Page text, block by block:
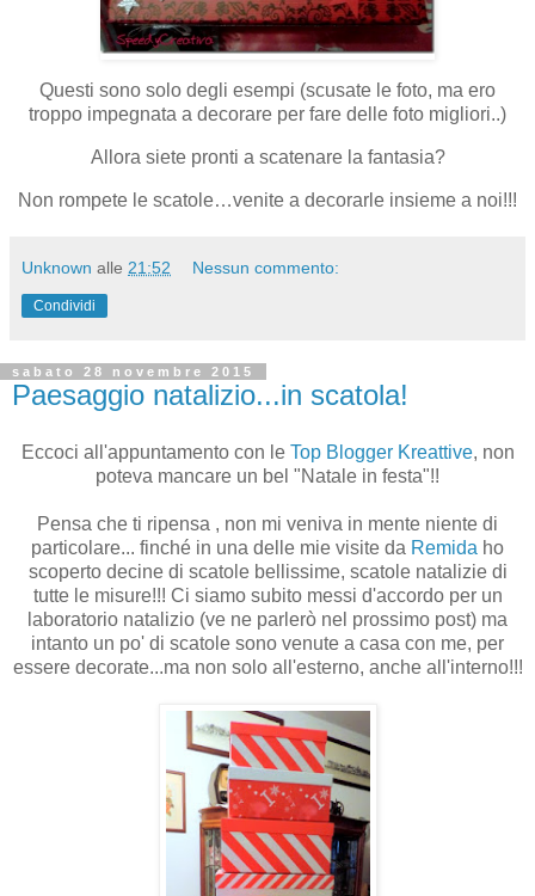
Questi sono solo degli esempi (scusate le foto, ma ero
troppo impegnata a decorare per fare delle foto migliori..)
Allora siete pronti a scatenare la fantasia?
Non rompete le scatole…venite a decorarle insieme a noi!!!
Unknown alle 21:52 Nessun commento:
Condividi
sabato 28 novembre 2015
Paesaggio natalizio...in scatola!
Eccoci all'appuntamento con le Top Blogger Kreattive, non
poteva mancare un bel "Natale in festa"!!
Pensa che ti ripensa , non mi veniva in mente niente di
particolare... finché in una delle mie visite da Remida ho
scoperto decine di scatole bellissime, scatole natalizie di
tutte le misure!!! Ci siamo subito messi d'accordo per un
laboratorio natalizio (ve ne parlerò nel prossimo post) ma
intanto un po' di scatole sono venute a casa con me, per
essere decorate...ma non solo all'esterno, anche all'interno!!!